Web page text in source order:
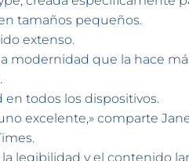
tamaños pequeños.
extenso.
modernidad que la hace
en todos los dispositivos.
excelente,» comparte
legibilidad y el contenido